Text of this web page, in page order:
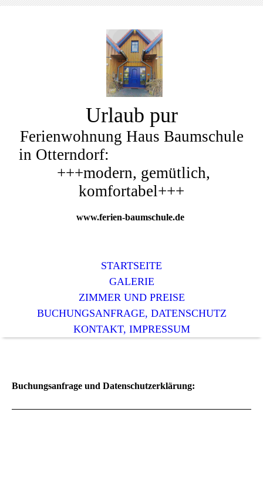
Urlaub pur
Ferienwohnung Haus Baumschule
in Otterndorf:
+++modern, gemütlich,
komfortabel+++
www.ferien-baumschule.de
STARTSEITE
GALERIE
ZIMMER UND PREISE
BUCHUNGSANFRAGE, DATENSCHUTZ
KONTAKT, IMPRESSUM
Buchungsanfrage und Datenschutzerklärung: